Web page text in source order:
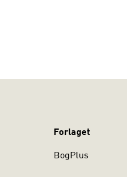
Forlaget
BogPlus